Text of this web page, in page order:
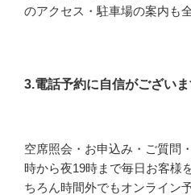
のアクセス・駐車場の案内も
3.電話予約に自信がございま
空席照会・お申込み・ご質問
時から夜19時まで毎日お客様
ちろん時間外でもオンライン